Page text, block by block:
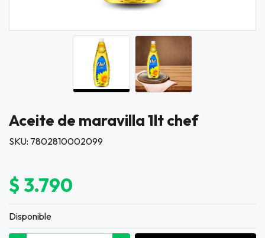
Aceite de maravilla 1lt chef
SKU: 7802810002099
$ 3.790
Disponible